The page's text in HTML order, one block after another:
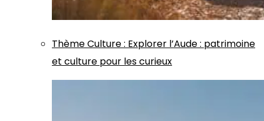
ThèmeCulture: Explorer l’Aude : patrimoine
et culture pour les curieux